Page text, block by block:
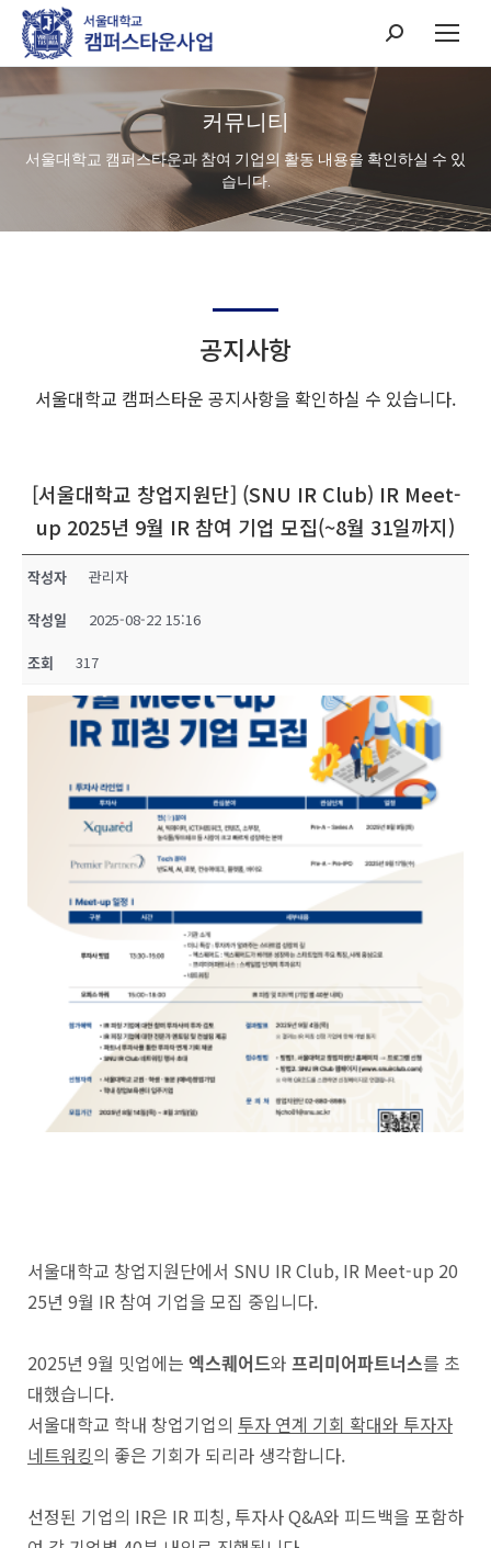
Search:
커뮤니티
서울대학교 캠퍼스타운과 참여 기업의 활동 내용을 확인하실 수 있
습니다.
공지사항
서울대학교 캠퍼스타운 공지사항을 확인하실 수 있습니다.
[서울대학교 창업지원단] (SNU IR Club) IR Meet-
up 2025년 9월 IR 참여 기업 모집(~8월 31일까지)
작성자 관리자
작성일 2025-08-22 15:16
조회 317
서울대학교 창업지원단에서 SNU IR Club, IR Meet-up 20
25년 9월 IR 참여 기업을 모집 중입니다.
2025년 9월 밋업에는 엑스퀘어드와 프리미어파트너스를 초
대했습니다.
서울대학교 학내 창업기업의 투자 연계 기회 확대와 투자자
네트워킹의 좋은 기회가 되리라 생각합니다.
선정된 기업의 IR은 IR 피칭, 투자사 Q&A와 피드백을 포함하